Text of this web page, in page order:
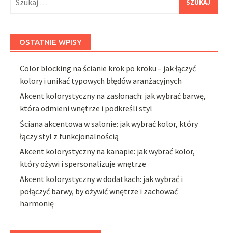
OSTATNIE WPISY
Color blocking na ścianie krok po kroku – jak łączyć
kolory i unikać typowych błędów aranżacyjnych
Akcent kolorystyczny na zasłonach: jak wybrać barwę,
która odmieni wnętrze i podkreśli styl
Ściana akcentowa w salonie: jak wybrać kolor, który
łączy styl z funkcjonalnością
Akcent kolorystyczny na kanapie: jak wybrać kolor,
który ożywi i spersonalizuje wnętrze
Akcent kolorystyczny w dodatkach: jak wybrać i
połączyć barwy, by ożywić wnętrze i zachować
harmonię